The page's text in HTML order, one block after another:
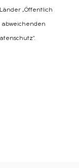
„Öffentlich
abweichenden